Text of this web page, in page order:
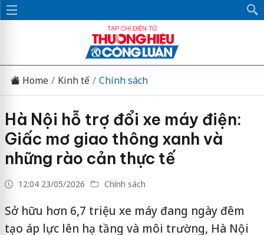
Home Kinh tế Chính sách
Hà Nội hỗ trợ đổi xe máy điện:
Giấc mơ giao thông xanh và
những rào cản thực tế
12:04 23/05/2026 Chính sách
Sở hữu hơn 6,7 triệu xe máy đang ngày đêm
tạo áp lực lên hạ tầng và môi trường, Hà Nội